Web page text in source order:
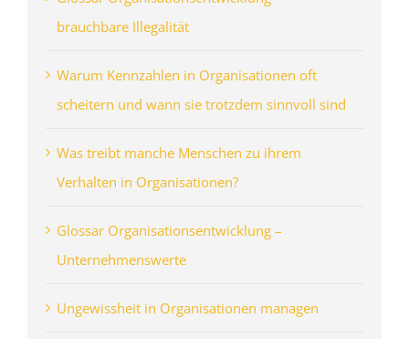
brauchbare Illegalität
Warum Kennzahlen in Organisationen oft
scheitern und wann sie trotzdem sinnvoll sind
Was treibt manche Menschen zu ihrem
Verhalten in Organisationen?
Glossar Organisationsentwicklung –
Unternehmenswerte
Ungewissheit in Organisationen managen